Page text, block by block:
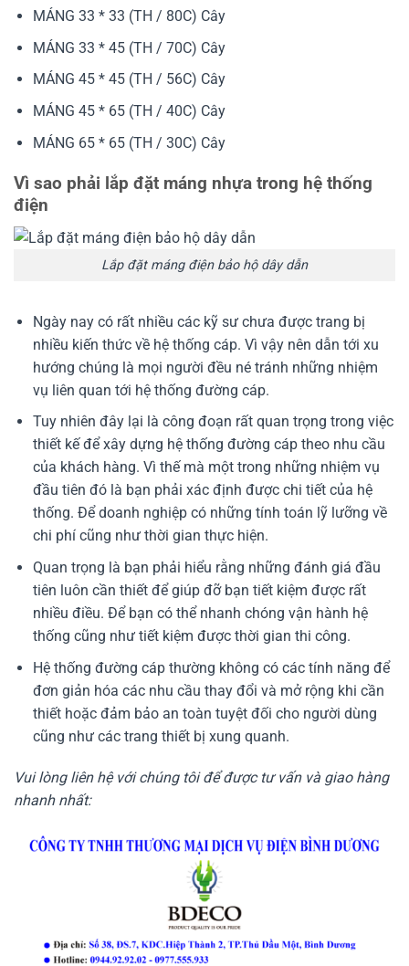
MÁNG 33 * 33 (TH / 80C) Cây
MÁNG 33 * 45 (TH / 70C) Cây
MÁNG 45 * 45 (TH / 56C) Cây
MÁNG 45 * 65 (TH / 40C) Cây
MÁNG 65 * 65 (TH / 30C) Cây
Vì sao phải lắp đặt máng nhựa trong hệ thống
điện
Lắp đặt máng điện bảo hộ dây dẫn
Ngày nay có rất nhiều các kỹ sư chưa được trang bị
nhiều kiến thức về hệ thống cáp. Vì vậy nên dẫn tới xu
hướng chúng là mọi người đều né tránh những nhiệm
vụ liên quan tới hệ thống đường cáp.
Tuy nhiên đây lại là công đoạn rất quan trọng trong việc
thiết kế để xây dựng hệ thống đường cáp theo nhu cầu
của khách hàng. Vì thế mà một trong những nhiệm vụ
đầu tiên đó là bạn phải xác định được chi tiết của hệ
thống. Để doanh nghiệp có những tính toán lỹ lưỡng về
chi phí cũng như thời gian thực hiện.
Quan trọng là bạn phải hiểu rằng những đánh giá đầu
tiên luôn cần thiết để giúp đỡ bạn tiết kiệm được rất
nhiều điều. Để bạn có thể nhanh chóng vận hành hệ
thống cũng như tiết kiệm được thời gian thi công.
Hệ thống đường cáp thường không có các tính năng để
đơn giản hóa các nhu cầu thay đổi và mở rộng khi cần
thiết hoặc đảm bảo an toàn tuyệt đối cho người dùng
cũng như các trang thiết bị xung quanh.
Vui lòng liên hệ với chúng tôi để được tư vấn và giao hàng
nhanh nhất: